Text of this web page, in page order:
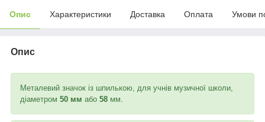
Опис Характеристики Доставка Оплата Умови
Опис
Металевий значок із шпилькою, для учнів музичної школи,
діаметром 50 мм або 58 мм.